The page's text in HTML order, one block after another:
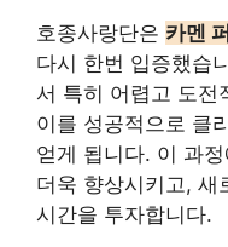
호종사랑단은 카멘
다시 한번 입증했습
서 특히 어렵고 도전
이를 성공적으로 클
얻게 됩니다. 이 과
더욱 향상시키고, 새
시간을 투자합니다.